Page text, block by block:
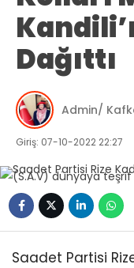
Dağıttı
Admin/
Giriş: 07-10-2022 22:27
Saadet Partisi